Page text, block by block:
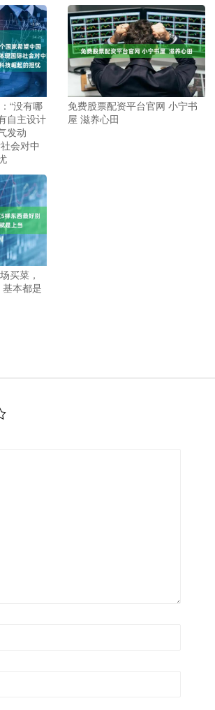
“没有哪
自主设计
发动
会对中
免费股票配资平台官网 小宁书
屋 滋养心田
买菜，
本都是